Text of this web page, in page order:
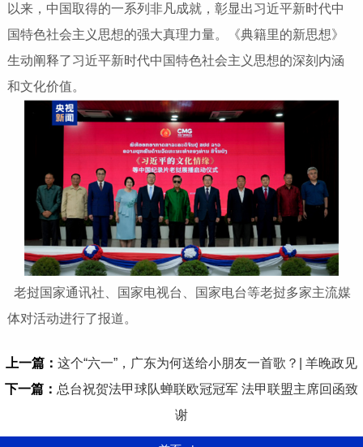
以来，中国取得的一系列非凡成就，彰显出习近平新时代中
国特色社会主义思想的强大真理力量。《典籍里的新思想》
生动阐释了习近平新时代中国特色社会主义思想的深刻内涵
和文化价值。
老挝国家通讯社、国家电视台、国家电台等老挝多家主流媒
体对活动进行了报道。
上一篇： 这个“六一”，广东为何送给小朋友一首歌？| 羊晚政见
下一篇： 总台祝贺法甲球队蝉联欧冠冠军 法甲联盟主席回函致
谢